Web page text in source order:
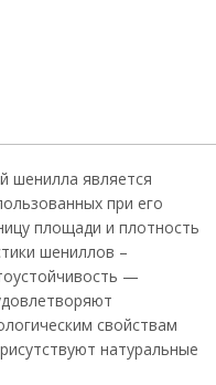
шенилла является
при его
площади и плотность
шениллов –
—
свойствам
натуральные